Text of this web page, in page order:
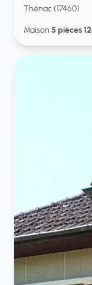
Thénac (17460)
Maison 5 pièces